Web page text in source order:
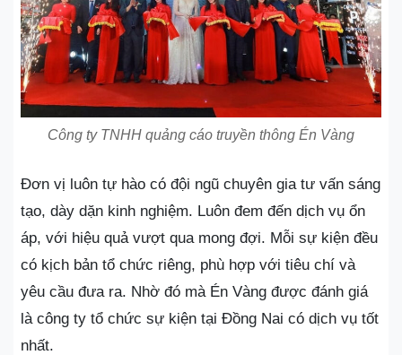
Công ty TNHH quảng cáo truyền thông Én Vàng
Đơn vị luôn tự hào có đội ngũ chuyên gia tư vấn sáng
tạo, dày dặn kinh nghiệm. Luôn đem đến dịch vụ ổn
áp, với hiệu quả vượt qua mong đợi. Mỗi sự kiện đều
có kịch bản tổ chức riêng, phù hợp với tiêu chí và
yêu cầu đưa ra. Nhờ đó mà Én Vàng được đánh giá
là công ty tổ chức sự kiện tại Đồng Nai có dịch vụ tốt
nhất.